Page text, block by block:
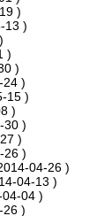
)
13 )
)
)
24 )
15 )
)
30 )
)
26 )
04-26 )
04-13 )
04 )
26 )